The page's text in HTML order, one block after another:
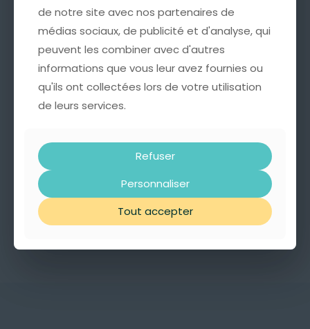
Informations complémentaires
Avis0
Marques
Matériaux
Perles
Styles
Moderne
de notre site avec nos partenaires de
médias sociaux, de publicité et d'analyse, qui
peuvent les combiner avec d'autres
informations que vous leur avez fournies ou
qu'ils ont collectées lors de votre utilisation
de leurs services.
Refuser
Personnaliser
Tout accepter
de notre site avec nos partenaires de
médias sociaux, de publicité et d'analyse, qui
peuvent les combiner avec d'autres
informations que vous leur avez fournies ou
qu'ils ont collectées lors de votre utilisation
de leurs services.
Refuser
Personnaliser
Tout accepter